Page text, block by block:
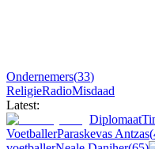
Ondernemers(33)
ReligieRadioMisdaad
Latest:
Diplomaat
VoetballerParaskevas Antzas(